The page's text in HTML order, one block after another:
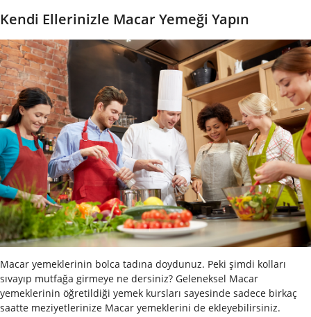
Kendi Ellerinizle Macar Yemeği Yapın
Macar yemeklerinin bolca tadına doydunuz. Peki şimdi kolları
sıvayıp mutfağa girmeye ne dersiniz? Geleneksel Macar
yemeklerinin öğretildiği yemek kursları sayesinde sadece birkaç
saatte meziyetlerinize Macar yemeklerini de ekleyebilirsiniz.